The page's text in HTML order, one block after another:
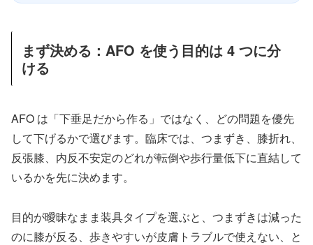
まず決める：AFO を使う目的は 4 つに分
ける
AFO は「下垂足だから作る」ではなく、どの問題を優先
して下げるかで選びます。臨床では、つまずき、膝折れ、
反張膝、内反不安定のどれが転倒や歩行量低下に直結して
いるかを先に決めます。
目的が曖昧なまま装具タイプを選ぶと、つまずきは減った
のに膝が反る、歩きやすいが皮膚トラブルで使えない、と